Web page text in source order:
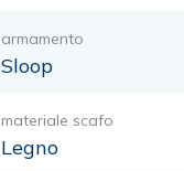
armamento
Sloop
materiale scafo
Legno